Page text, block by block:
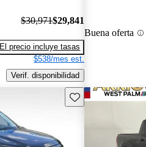
$30,971$29,841
El precio incluye tasas
$538/mes est.
Verif. disponibilidad
Buena oferta
Guarda este Aviso